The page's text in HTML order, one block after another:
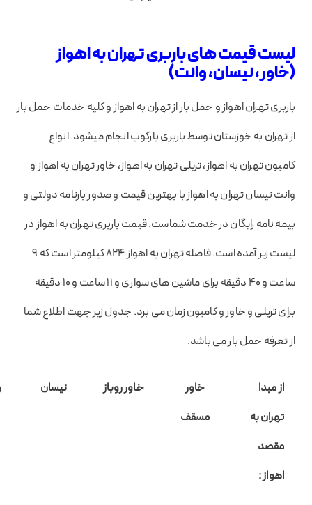
لیست قیمت های باربری تهران به اهواز
(خاور، نیسان، وانت)
باربری تهران اهواز و حمل بار از تهران به اهواز و کلیه خدمات حمل بار
از تهران به خوزستان توسط باربری بارکوب انجام میشود. انواع
کامیون تهران به اهواز، تریلی تهران به اهواز، خاور تهران به اهواز و
وانت نیسان تهران به اهواز با بهترین قیمت و صدور بارنامه دولتی و
بیمه نامه رایگان در خدمت شماست. قیمت باربری تهران به اهواز در
لیست زیر آمده است. فاصله تهران به اهواز 824 کیلومتر است که 9
ساعت و 40 دقیقه برای ماشین های سواری و 11 ساعت و 10 دقیقه
برای تریلی و خاور و کامیون زمان می برد. جدول زیر جهت اطلاع شما
از تعرفه حمل بار می باشد.
از مبدا
تهران به
مقصد
اهواز :
خاور
مسقف
خاور روباز نیسان